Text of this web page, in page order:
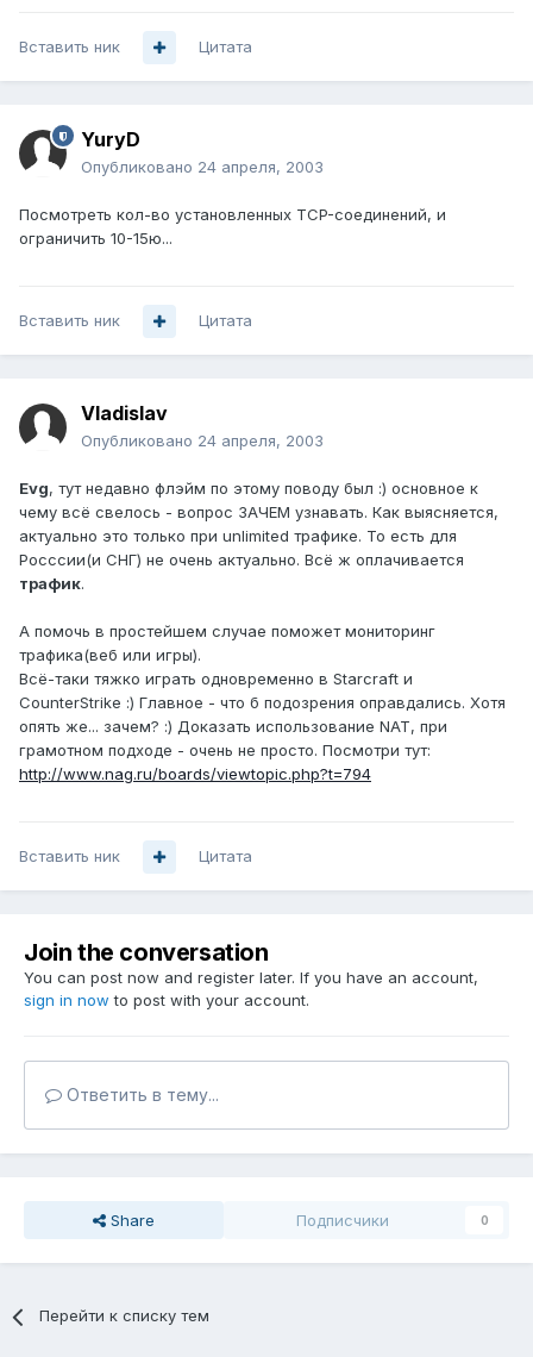
Вставить ник Цитата
YuryD
Опубликовано 24 апреля, 2003
Посмотреть кол-во установленных TCP-соединений, и
ограничить 10-15ю...
Вставить ник Цитата
Vladislav
Опубликовано 24 апреля, 2003
Evg, тут недавно флэйм по этому поводу был :) основное к
чему всё свелось - вопрос ЗАЧЕМ узнавать. Как выясняется,
актуально это только при unlimited трафике. То есть для
Росссии(и СНГ) не очень актуально. Всё ж оплачивается
трафик.
А помочь в простейшем случае поможет мониторинг
трафика(веб или игры).
Всё-таки тяжко играть одновременно в Starcraft и
CounterStrike :) Главное - что б подозрения оправдались. Хотя
опять же... зачем? :) Доказать использование NAT, при
грамотном подходе - очень не просто. Посмотри тут:
http://www.nag.ru/boards/viewtopic.php?t=794
Вставить ник Цитата
Join the conversation
You can post now and register later. If you have an account,
sign in now to post with your account.
Ответить в тему...
Share Подписчики 0
Перейти к списку тем